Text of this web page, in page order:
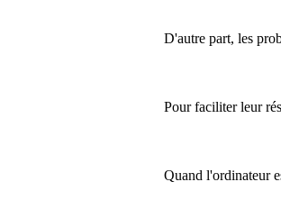
D'autre part, les
Pour faciliter leur
Quand l'ordinateur